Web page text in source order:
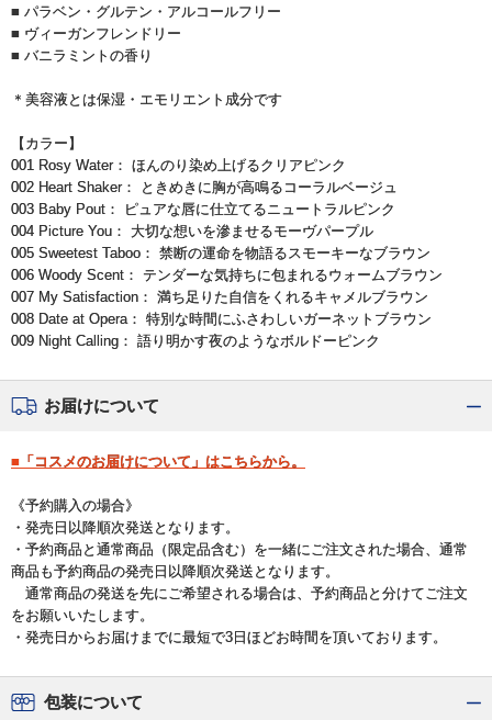
■ パラベン・グルテン・アルコールフリー
■ ヴィーガンフレンドリー
■ バニラミントの香り
＊美容液とは保湿・エモリエント成分です
【カラー】
001 Rosy Water： ほんのり染め上げるクリアピンク
002 Heart Shaker：
ときめきに胸が高鳴るコーラルベージュ
003 Baby Pout：
ピュアな唇に仕立てるニュートラルピンク
004 Picture You： 大切な想いを滲ませるモーヴパープル
005 Sweetest Taboo： 禁断の運命を物語るスモーキーなブラウン
006 Woody Scent： テンダーな気持ちに包まれるウォームブラウン
007 My Satisfaction： 満ち足りた自信をくれるキャメルブラウン
008 Date at Opera： 特別な時間にふさわしいガーネットブラウン
009 Night Calling： 語り明かす夜のようなボルドーピンク
お届けについて
■「コスメのお届けについて」はこちらから。
《予約購入の場合》
・発売日以降順次発送となります。
・予約商品と通常商品（限定品含む）を一緒にご注文された場合、通常
商品も予約商品の発売日以降順次発送となります。
通常商品の発送を先にご希望される場合は、予約商品と分けてご注文
をお願いいたします。
・発売日からお届けまでに最短で3日ほどお時間を頂いております。
包装について